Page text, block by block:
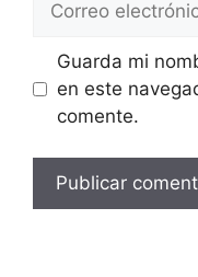
electrónico
Guarda mi
en este
comente.